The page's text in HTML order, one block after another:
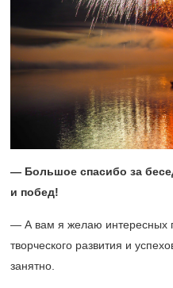
— Большое спасибо за
и побед!
— А вам я желаю интересных
творческого развития и
занятно.